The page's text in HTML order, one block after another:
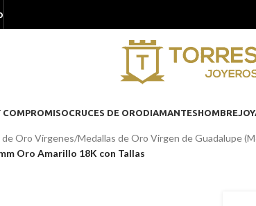
COMPROMISOCRUCES DE ORODIAMANTESHOMBRE
de Oro Vírgenes/Medallas de Oro Virgen de Guadalupe
Oro Amarillo 18K con Tallas